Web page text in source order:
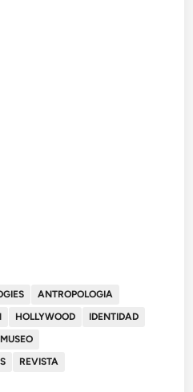
ANTROPOLOGIA
HOLLYWOOD
IDENTIDAD
MUSEO
REVISTA